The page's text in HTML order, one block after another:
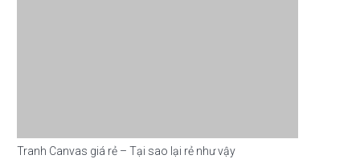
Tranh Canvas giá rẻ – Tại sao lại rẻ như vậy